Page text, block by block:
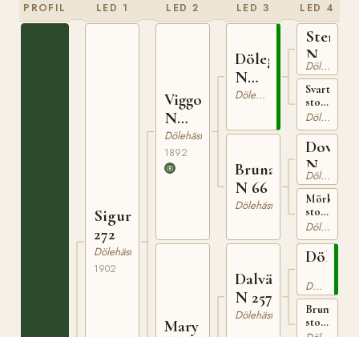
PROFIL LED 1
Sigurd
272
Dölehäst
1902
LED 2
Viggo
N
488
Dölehäst
1892
Mary
LED 3
Dölegubben
N
169Dölehäst
Bruna
N 66
Dölehäst
Dalväringen
N 257
Dölehäst
LED 4
N
126Dölehäst
Svart
sto
född
1871
på
Enge
Dölehäst
Dovre
N
130
Dölehäst
Mörkbrunt
sto
född
1875
tillhörig
Ole
Björge
Dölehäst
169
Dölehäst
Brunt
sto